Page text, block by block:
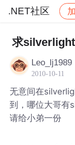
.NET社区
社区 .NET社
求
Leo_lj1989
2010-10-11
无意间在
到，哪位大哥有
请给小弟一份